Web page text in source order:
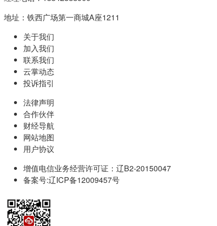
地址：铁西广场第一商城A座1211
关于我们
加入我们
联系我们
云掌动态
投诉指引
法律声明
合作伙伴
财经导航
网站地图
用户协议
增值电信业务经营许可证：辽B2-20150047
备案号:辽ICP备12009457号